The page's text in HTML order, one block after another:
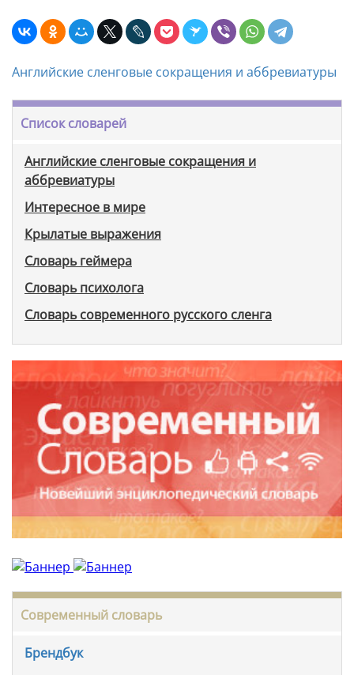
Английские сленговые сокращения и аббревиатуры
Список словарей
Английские сленговые сокращения и
аббревиатуры
Интересное в мире
Крылатые выражения
Словарь геймера
Словарь психолога
Словарь современного русского сленга
Современный словарь
Брендбук